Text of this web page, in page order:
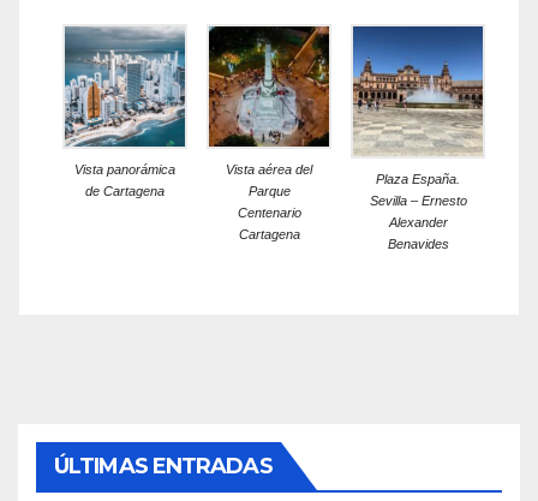
Vista panorámica
de Cartagena
Vista aérea del
Parque
Centenario
Cartagena
Plaza España.
Sevilla – Ernesto
Alexander
Benavides
ÚLTIMAS ENTRADAS